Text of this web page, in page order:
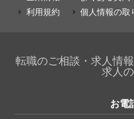
利用規約
個人情報の取
転職のご相談・求人情
求人
お電